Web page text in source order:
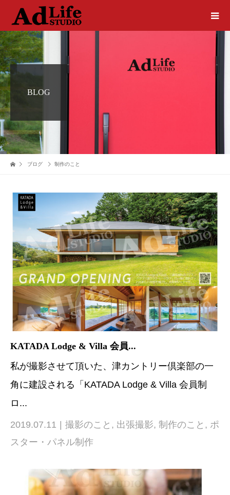
BLOG
ブログ 制作のこと
KATADA Lodge & Villa 会員...
私が撮影させて頂いた、津カントリー倶楽部の一
角に建設される「KATADA Lodge & Villa 会員制
ロ...
2019.07.11 撮影のこと , 出張撮影, 制作のこと , ポ
スター・パネル制作